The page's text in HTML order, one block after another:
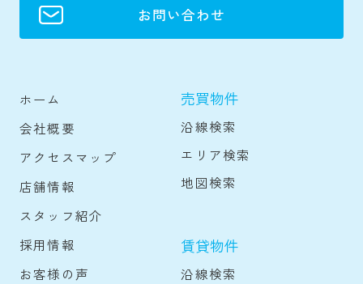
お問い合わせ
ホーム
会社概要
アクセスマップ
店舗情報
スタッフ紹介
採用情報
お客様の声
売買物件
沿線検索
エリア検索
地図検索
賃貸物件
沿線検索